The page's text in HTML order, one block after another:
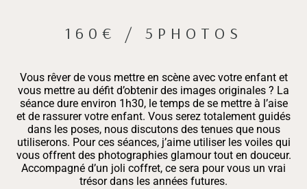
160€ / 5PHOTOS
Vous rêver de vous mettre en scène avec votre enfant et
vous mettre au défit d’obtenir des images originales ? La
séance dure environ 1h30, le temps de se mettre à l’aise
et de rassurer votre enfant. Vous serez totalement guidés
dans les poses, nous discutons des tenues que nous
utiliserons. Pour ces séances, j’aime utiliser les voiles qui
vous offrent des photographies glamour tout en douceur.
Accompagné d’un joli coffret, ce sera pour vous un vrai
trésor dans les années futures.